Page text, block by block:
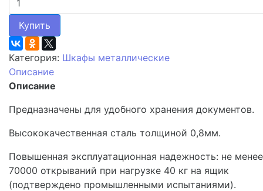
Купить
Категория: Шкафы металлические
Описание
Описание
Предназначены для удобного хранения документов.
Высококачественная сталь толщиной 0,8мм.
Повышенная эксплуатационная надежность: не менее
70000 открываний при нагрузке 40 кг на ящик
(подтверждено промышленными испытаниями).